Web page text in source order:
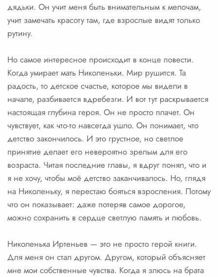
дядьки. Он учит меня быть внимательным к мелочам,
учит замечать красоту там, где взрослые видят только
рутину.
Но самое интересное происходит в конце повести.
Когда умирает мать Николеньки. Мир рушится. Та
радость, то детское счастье, которое мы видели в
начале, разбивается вдребезги. И вот тут раскрывается
настоящая глубина героя. Он не просто плачет. Он
чувствует, как что-то навсегда ушло. Он понимает, что
детство закончилось. И это грустное, но светлое
принятие делает его невероятно зрелым для его
возраста. Читая последние главы, я вдруг понял, что и
я не хочу, чтобы моё детство заканчивалось. Но, глядя
на Николеньку, я перестаю бояться взросления. Потому
что он показывает: даже потеряв самое дорогое,
можно сохранить в сердце светлую память и любовь.
Николенька Иртеньев — это не просто герой книги.
Для меня он стал другом. Другом, который объясняет
мне мои собственные чувства. Когда я злюсь на брата